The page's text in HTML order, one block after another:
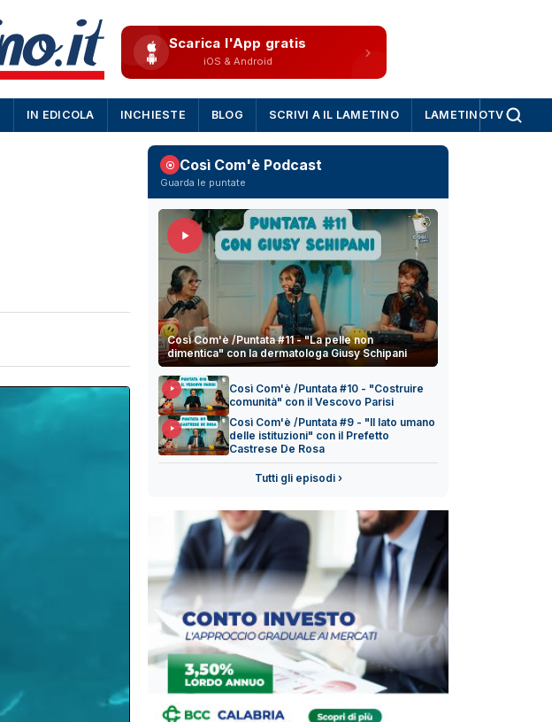
Scarica l'App gratis
iOS & Android
IN EDICOLA INCHIESTE BLOG SCRIVI A IL LAMETINO LAMETINOTV
Così Com'è Podcast
Guarda le puntate
Così Com'è /Puntata #11 - "La pelle non
dimentica" con la dermatologa Giusy Schipani
Così Com'è /Puntata #10 - "Costruire
comunità" con il Vescovo Parisi
Così Com'è /Puntata #9 - "Il lato umano
delle istituzioni" con il Prefetto
Castrese De Rosa
Tutti gli episodi ›